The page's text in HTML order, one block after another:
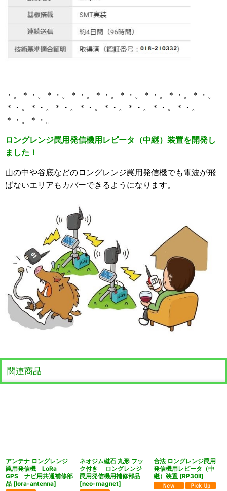
・。＊・。＊・。＊・。＊・。＊・。＊・。＊・。＊・。
＊・。＊・。＊・。＊・。＊・。＊・。＊・。＊・。
＊・。＊・。
ロングレンジ罠用発信機用レピータ（中継）装置を開発し
ました！
山の中や谷底などのロングレンジ罠用発信機でも電波が飛
ばないエリアもカバーできるようになります。
関連商品
アンテナ ロングレンジ
罠用発信機 LoRa
GPS ナビ用共通補修部
品 [lora-antenna]
ネオジム磁石 丸形 フッ
ク付き ロングレンジ
罠用発信機用補修部品
[neo-magnet]
合法 ロングレンジ罠用
発信機用レピータ（中
継）装置 [RP30II]